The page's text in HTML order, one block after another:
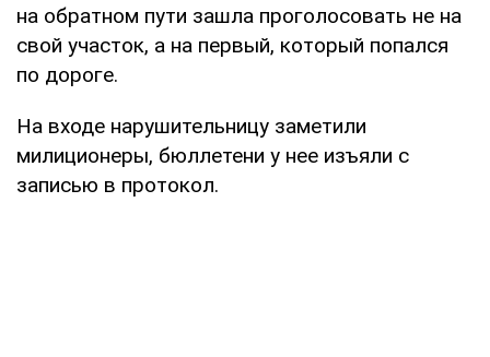
на обратном пути зашла проголосовать не на
свой участок, а на первый, который попался
по дороге.
На входе нарушительницу заметили
милиционеры, бюллетени у нее изъяли с
записью в протокол.